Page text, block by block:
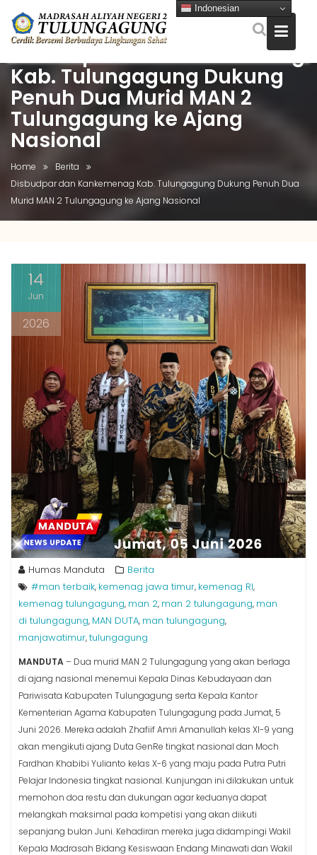
Skip
content
Disbudpar dan Kankemenag
Kab. Tulungagung Dukung
Penuh Dua Murid MAN 2
Tulungagung ke Ajang
Nasional
Home
Berita
Disbudpar dan Kankemenag Kab. Tulungagung Dukung Penuh Dua
Murid MAN 2 Tulungagung ke Ajang Nasional
14
Jun
2026
Humas Manduta
Berita
#man terbaik, kemenag jawa timur, kemenag RI,
kemenag tulungagung, man 2, man 2 tulungagung, man
di tulungagung, MAN DUTA, man tulungagung,
manjawatimur,tulungagung
MANDUTA– Dua murid MAN 2 Tulungagung yang akan berlaga
di ajang nasional menemui Kepala Dinas Kebudayaan dan
Pariwisata Kabupaten Tulungagung serta Kepala Kantor
Kementerian Agama Kabupaten Tulungagung pada Jumat, 5
Juni 2026. Mereka adalah Zhafiif Amri Amanullah kelas XI-9 yang
akan mengikuti ajang Duta GenRe tingkat nasional dan Moch
Fardhan Khabibi Yulianto kelas X-6 yang maju pada Putra Putri
Pelajar Indonesia tingkat nasional. Kunjungan ini dilakukan untuk
memohon doa restu dan dukungan agar keduanya dapat
melangkah maksimal pada kompetisi yang akan diikuti
sepanjang bulan Juni. Kehadiran mereka juga didampingi Wakil
Kepala Madrasah Bidang Kesiswaan Endang Minawati dan Wakil
Indonesian